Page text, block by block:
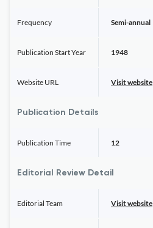
Frequency Semi-annual
Publication Start Year 1948
Website URL Visit website
Publication Details
Publication Time 12
Editorial Review Detail
Editorial Team Visit website